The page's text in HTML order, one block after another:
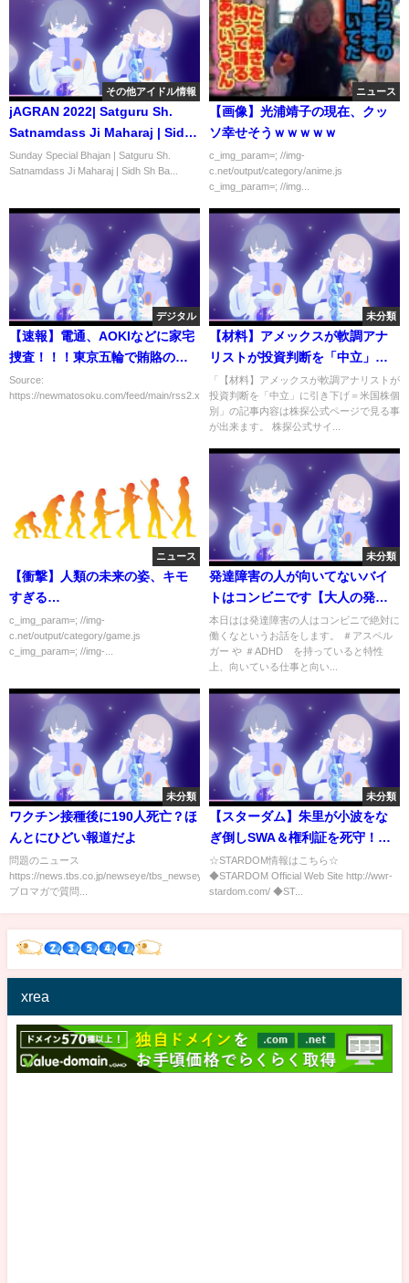
その他アイドル情報
jAGRAN 2022| Satguru Sh.
Satnamdass Ji Maharaj | Sidh
Sh Baba Balak Nath Ji | Nasib
Music
Sunday Special Bhajan | Satguru Sh.
Satnamdass Ji Maharaj | Sidh Sh Ba...
ニュース
【画像】光浦靖子の現在、クッ
ソ幸せそうｗｗｗｗｗ
c_img_param=; //img-
c.net/output/category/anime.js
c_img_param=; //img...
デジタル
【速報】電通、AOKIなどに家宅
捜査！！！東京五輪で賄賂の疑
い
Source:
https://newmatosoku.com/feed/main/rss2.xml...
未分類
【材料】アメックスが軟調アナ
リストが投資判断を「中立」に
引き下げ＝米国株個別
「【材料】アメックスが軟調アナリストが
投資判断を「中立」に引き下げ＝米国株個
別」の記事内容は株探公式ページで見る事
が出来ます。 株探公式サイ...
ニュース
【衝撃】人類の未来の姿、キモ
すぎる…
c_img_param=; //img-
c.net/output/category/game.js
c_img_param=; //img-...
未分類
発達障害の人が向いてないバイ
トはコンビニです【大人の発達
障害・ASD(自閉症スペクトラ
ム)・ADHD(注意欠陥多動性障
害)・アスペルガー・汎用性発達
仕事・お金・接客
本日はは発達障害の人はコンビニで絶対に
働くなというお話をします。 ＃アスペル
ガー や ＃ADHD を持っていると特性
上、向いている仕事と向い...
未分類
ワクチン接種後に190人死亡？ほ
んとにひどい報道だよ
問題のニュース
https://news.tbs.co.jp/newseye/tbs_newseye4288754.html
ブロマガで質問...
未分類
【スターダム】朱里が小波をな
ぎ倒しSWA＆権利証を死守！上
谷ワンダー挑戦内定！ ひめぽい
はまたも不穏な空気...??
☆STARDOM情報はこちら☆
◆STARDOM Official Web Site http://wwr-
stardom.com/ ◆ST...
xrea